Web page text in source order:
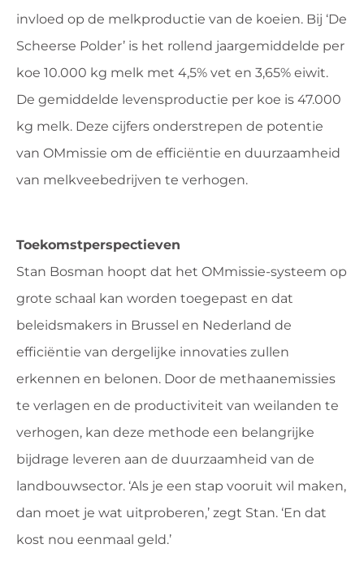
invloed op de melkproductie van de koeien. Bij ‘De
Scheerse Polder’ is het rollend jaargemiddelde per
koe 10.000 kg melk met 4,5% vet en 3,65% eiwit.
De gemiddelde levensproductie per koe is 47.000
kg melk. Deze cijfers onderstrepen de potentie
van OMmissie om de efficiëntie en duurzaamheid
van melkveebedrijven te verhogen.
Toekomstperspectieven
Stan Bosman hoopt dat het OMmissie-systeem op
grote schaal kan worden toegepast en dat
beleidsmakers in Brussel en Nederland de
efficiëntie van dergelijke innovaties zullen
erkennen en belonen. Door de methaanemissies
te verlagen en de productiviteit van weilanden te
verhogen, kan deze methode een belangrijke
bijdrage leveren aan de duurzaamheid van de
landbouwsector. ‘Als je een stap vooruit wil maken,
dan moet je wat uitproberen,’ zegt Stan. ‘En dat
kost nou eenmaal geld.’